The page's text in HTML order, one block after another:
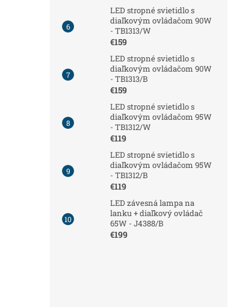
LED stropné svietidlo s
diaľkovým ovládačom 90W
- TB1313/W
€159
LED stropné svietidlo s
diaľkovým ovládačom 90W
- TB1313/B
€159
LED stropné svietidlo s
diaľkovým ovládačom 95W
- TB1312/W
€119
LED stropné svietidlo s
diaľkovým ovládačom 95W
- TB1312/B
€119
LED závesná lampa na
lanku + diaľkový ovládač
65W - J4388/B
€199